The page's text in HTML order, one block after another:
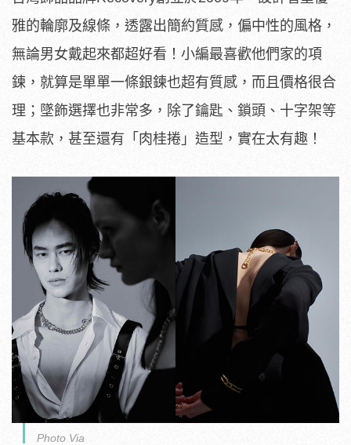
雅的輪廓及線條，透露出簡約質感，偏中性的風格，
無論男女戴起來都超好看！小編最喜歡他們家的項
鍊，就算是單單一條銀鍊也超有質感，而且價格很合
理；墜飾選擇也非常多，除了鑰匙、鎖頭、十字架等
基本款，甚至還有「肉桂捲」造型，實在太有趣！
Photo Via